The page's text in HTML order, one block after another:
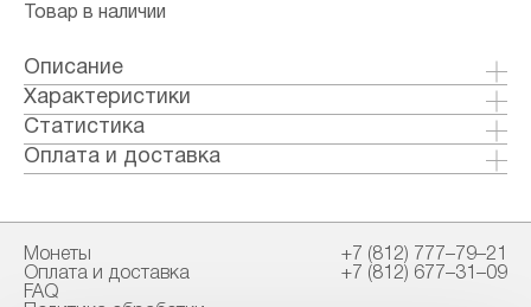
Товар в наличии
Описание
Аверс
в центре — рельефное изображение
Государственного герба Российской
Федерации, над ним вдоль канта — надпись
обрамленная с обеих сторон сдвоенными
ромбами, внизу под гербом: слева —
обозначения драгоценного металла и пробы,
Характеристики
Металл: Золото
Страна: Россия
Годы выпуска: 2018-2023
Номинал: 50
Проба: 999
Статистика
Оплата и доставка
Наличными в офисе
Монеты
Оплата и доставка
FAQ
+7 (812) 777–79–21
+7 (812) 677–31–09